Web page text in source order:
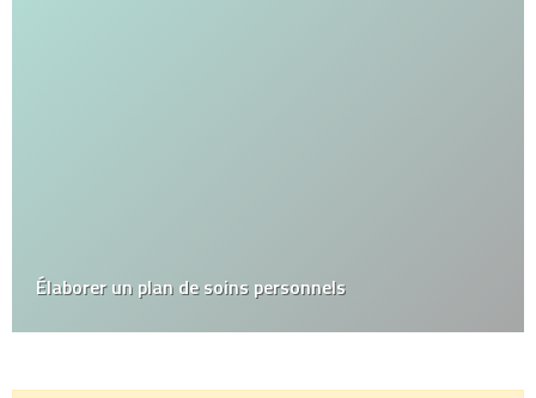
Élaborer un plan de soins personnels